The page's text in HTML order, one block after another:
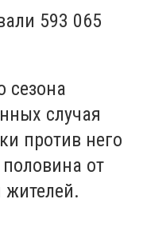
593 065
сезона
случая
против него
от